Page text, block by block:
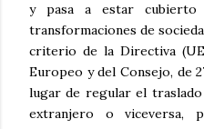
y pasa a estar
transformaciones de
criterio de la Directiva
Europeo y del Consejo, de
lugar de regular el traslado
extranjero o viceversa,